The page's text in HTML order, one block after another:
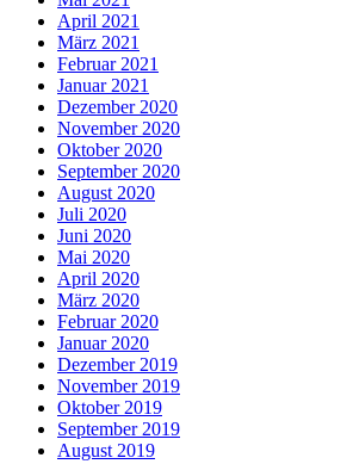
April 2021
März 2021
Februar 2021
Januar 2021
Dezember 2020
November 2020
Oktober 2020
September 2020
August 2020
Juli 2020
Juni 2020
Mai 2020
April 2020
März 2020
Februar 2020
Januar 2020
Dezember 2019
November 2019
Oktober 2019
September 2019
August 2019